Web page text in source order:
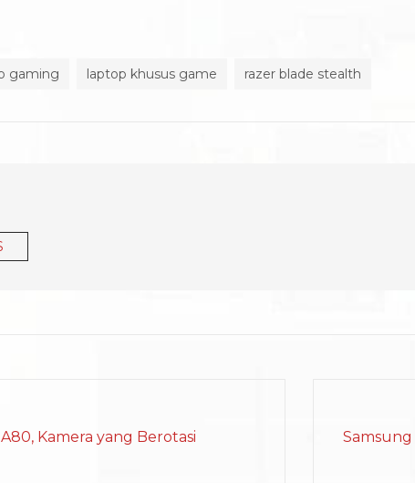
gaming laptop khusus game razer blade stealth
Kamera yang Berotasi
Samsung